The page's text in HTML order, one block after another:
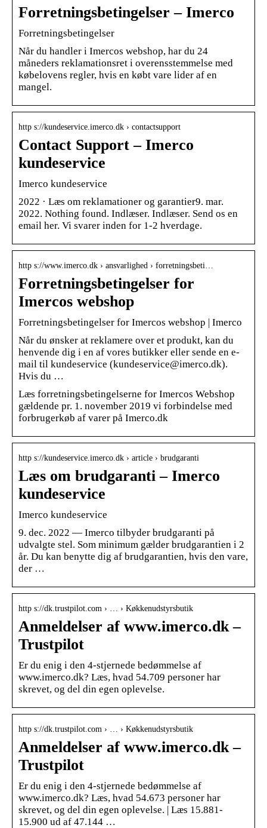
Forretningsbetingelser – Imerco
Forretningsbetingelser
Når du handler i Imercos webshop, har du 24
måneders reklamationsret i overensstemmelse med
købelovens regler, hvis en købt vare lider af en
mangel.
http s://kundeservice.imerco.dk › contactsupport
Contact Support – Imerco
kundeservice
Imerco kundeservice
2022 · Læs om reklamationer og garantier9. mar.
2022. Nothing found. Indlæser. Indlæser. Send os en
email her. Vi svarer inden for 1-2 hverdage.
http s://www.imerco.dk › ansvarlighed › forretningsbeti…
Forretningsbetingelser for
Imercos webshop
Forretningsbetingelser for Imercos webshop | Imerco
Når du ønsker at reklamere over et produkt, kan du
henvende dig i en af vores butikker eller sende en e-
mail til kundeservice (kundeservice@imerco.dk).
Hvis du …
Læs forretningsbetingelserne for Imercos Webshop
gældende pr. 1. november 2019 vi forbindelse med
forbrugerkøb af varer på Imerco.dk
http s://kundeservice.imerco.dk › article › brudgaranti
Læs om brudgaranti – Imerco
kundeservice
Imerco kundeservice
9. dec. 2022 — Imerco tilbyder brudgaranti på
udvalgte stel. Som minimum gælder brudgarantien i 2
år. Du kan benytte dig af brudgarantien, hvis den vare,
der …
http s://dk.trustpilot.com › … › Køkkenudstyrsbutik
Anmeldelser af www.imerco.dk –
Trustpilot
Er du enig i den 4-stjernede bedømmelse af
www.imerco.dk? Læs, hvad 54.709 personer har
skrevet, og del din egen oplevelse.
http s://dk.trustpilot.com › … › Køkkenudstyrsbutik
Anmeldelser af www.imerco.dk –
Trustpilot
Er du enig i den 4-stjernede bedømmelse af
www.imerco.dk? Læs, hvad 54.673 personer har
skrevet, og del din egen oplevelse. | Læs 15.881-
15.900 ud af 47.144 …